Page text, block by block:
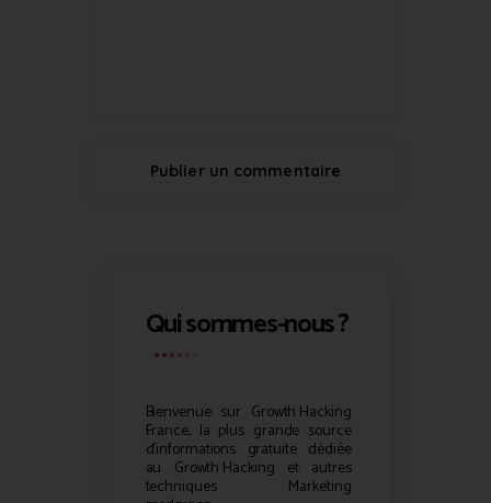
Qui sommes-nous ?
Bienvenue sur Growth Hacking
France, la plus grande source
d’informations gratuite dédiée
au Growth Hacking et autres
techniques Marketing